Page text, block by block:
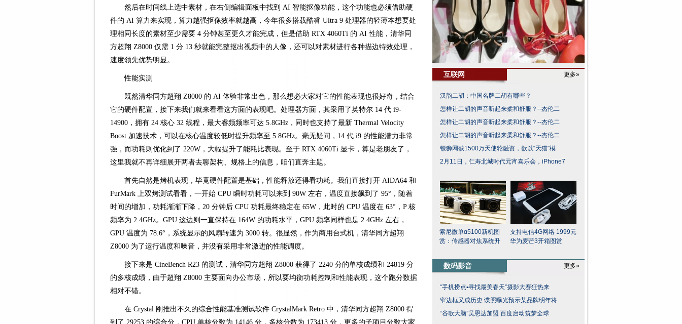
然后在时间线上选中素材，在右侧编辑面板中找到 AI 智能抠像功能，这个功能也必须借助硬
件的 AI 算力来实现，算力越强抠像效率就越高，今年很多搭载酷睿 Ultra 9 处理器的轻薄本想要处
理相同长度的素材至少需要 4 分钟甚至更久才能完成，但是借助 RTX 4060Ti 的 AI 性能，清华同
方超翔 Z8000 仅需 1 分 13 秒就能完整抠出视频中的人像，还可以对素材进行各种描边特效处理，
速度领先优势明显。
性能实测
既然清华同方超翔 Z8000 的 AI 体验非常出色，那么想必大家对它的性能表现也很好奇，结合
它的硬件配置，接下来我们就来看看这方面的表现吧。处理器方面，其采用了英特尔 14 代 i9-
14900，拥有 24 核心 32 线程，最大睿频频率可达 5.8GHz，同时也支持了最新 Thermal Velocity
Boost 加速技术，可以在核心温度较低时提升频率至 5.8GHz。毫无疑问，14 代 i9 的性能潜力非常
强，而功耗则优化到了 220W，大幅提升了能耗比表现。至于 RTX 4060Ti 显卡，算是老朋友了，
这里我就不再详细展开两者去聊架构、规格上的信息，咱们直奔主题。
首先自然是烤机表现，毕竟硬件配置是基础，性能释放还得看功耗。我们直接打开 AIDA64 和
FurMark 上双烤测试看看，一开始 CPU 瞬时功耗可以来到 90W 左右，温度直接飙到了 95°，随着
时间的增加，功耗渐渐下降，20 分钟后 CPU 功耗最终稳定在 65W，此时的 CPU 温度在 63°，P 核
频率为 2.4GHz。GPU 这边则一直保持在 164W 的功耗水平，GPU 频率同样也是 2.4GHz 左右，
GPU 温度为 78.6°，系统显示的风扇转速为 3000 转。很显然，作为商用台式机，清华同方超翔
Z8000 为了运行温度和噪音，并没有采用非常激进的性能调度。
接下来是 CineBench R23 的测试，清华同方超翔 Z8000 获得了 2240 分的单核成绩和 24819 分
的多核成绩，由于超翔 Z8000 主要面向办公市场，所以要均衡功耗控制和性能表现，这个跑分数据
相对不错。
在 Crystal 刚推出不久的综合性能基准测试软件 CrystalMark Retro 中，清华同方超翔 Z8000 得
到了 29253 的综合分，CPU 单核分数为 14146 分，多核分数为 173413 分，更多的子项目分数大家
互联网 更多»
汉韵二胡：中国名牌二胡有哪些？
怎样让二胡的声音听起来柔和舒服？--杰伦二
怎样让二胡的声音听起来柔和舒服？--杰伦二
怎样让二胡的声音听起来柔和舒服？--杰伦二
镖狮网获1500万天使轮融资，欲以“天猫”模
2月11日，仁寿北城时代元宵喜乐会，iPhone7
索尼微单α5100新机图
赏：传感器对焦系统升
支持电信4G网络 1999元
华为麦芒3开箱图赏
数码影音 更多»
“手机捞点▪寻找最美春天”摄影大赛狂热来
窄边框又成历史 谍照曝光预示某品牌明年将
“谷歌大脑”吴恩达加盟 百度启动筑梦全球